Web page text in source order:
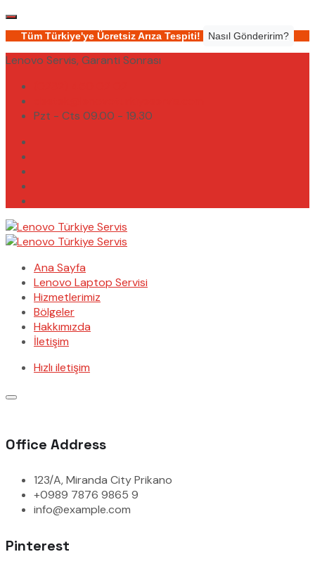
Tüm Türkiye'ye Ücretsiz Arıza Tespiti! Nasıl Gönderirim?
Lenovo Servis, Garanti Sonrası
Pzt - Cts 09.00 - 19.30
Ana Sayfa
Lenovo Laptop Servisi
Hizmetlerimiz
Bölgeler
Hakkımızda
İletişim
Hızlı iletişim
Office Address
123/A, Miranda City Prikano
+0989 7876 9865 9
info@example.com
Pinterest